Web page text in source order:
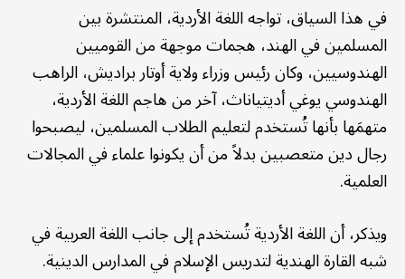
في هذا السياق، تواجه اللغة الأردية، المنتشرة بين
المسلمين في الهند، هجمات موجهة من القوميين
الهندوسيين، وكان رئيس وزراء ولاية أوتار براديش، الراهب
الهندوسي يوغي أديتياناث، آخر من هاجم اللغة الأردية،
متهمَها بأنها تُستخدم لتعليم الطلاب المسلمين، ليصبحوا
رجال دين متعصبين بدلاً من أن يكونوا علماء في المجالات
العلمية.
ويذكر، أن اللغة الأردية تُستخدم إلى جانب اللغة العربية في
شبه القارة الهندية لتدريس الإسلام في المدارس الدينية.